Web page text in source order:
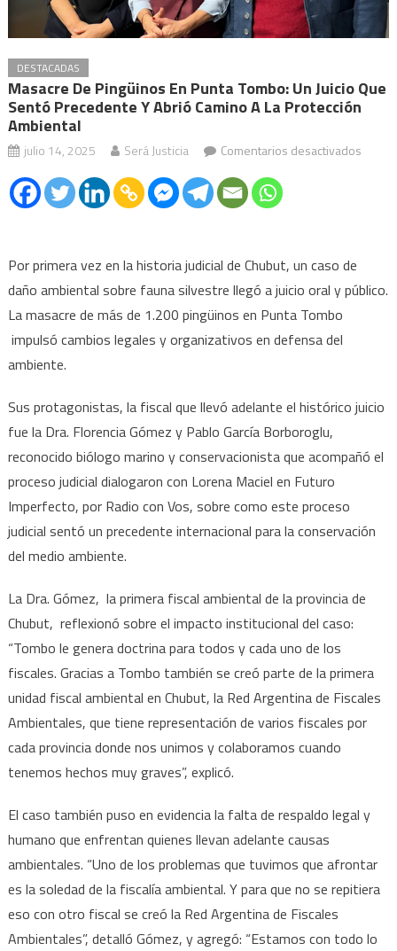
DESTACADAS
Masacre De Pingüinos En Punta Tombo: Un Juicio Que
Sentó Precedente Y Abrió Camino A La Protección
Ambiental
julio 14, 2025 Será Justicia Comentarios desactivadosen
y
Por primera vez en la historia judicial de Chubut, un caso de
daño ambiental sobre fauna silvestre llegó a juicio oral y público.
La masacre de más de 1.200 pingüinos en Punta Tombo
impulsó cambios legales y organizativos en defensa del
ambiente.
Sus protagonistas, la fiscal que llevó adelante el histórico juicio
fue la Dra. Florencia Gómez y Pablo García Borboroglu,
reconocido biólogo marino y conservacionista que acompañó el
proceso judicial dialogaron con Lorena Maciel en Futuro
Imperfecto, por Radio con Vos, sobre como este proceso
judicial sentó un precedente internacional para la conservación
del medio ambiente.
La Dra. Gómez, la primera fiscal ambiental de la provincia de
Chubut, reflexionó sobre el impacto institucional del caso:
“Tombo le genera doctrina para todos y cada uno de los
fiscales. Gracias a Tombo también se creó parte de la primera
unidad fiscal ambiental en Chubut, la Red Argentina de Fiscales
Ambientales, que tiene representación de varios fiscales por
cada provincia donde nos unimos y colaboramos cuando
tenemos hechos muy graves”, explicó.
El caso también puso en evidencia la falta de respaldo legal y
humano que enfrentan quienes llevan adelante causas
ambientales. “Uno de los problemas que tuvimos que afrontar
es la soledad de la fiscalía ambiental. Y para que no se repitiera
eso con otro fiscal se creó la Red Argentina de Fiscales
Ambientales”, detalló Gómez, y agregó: “Estamos con todo lo